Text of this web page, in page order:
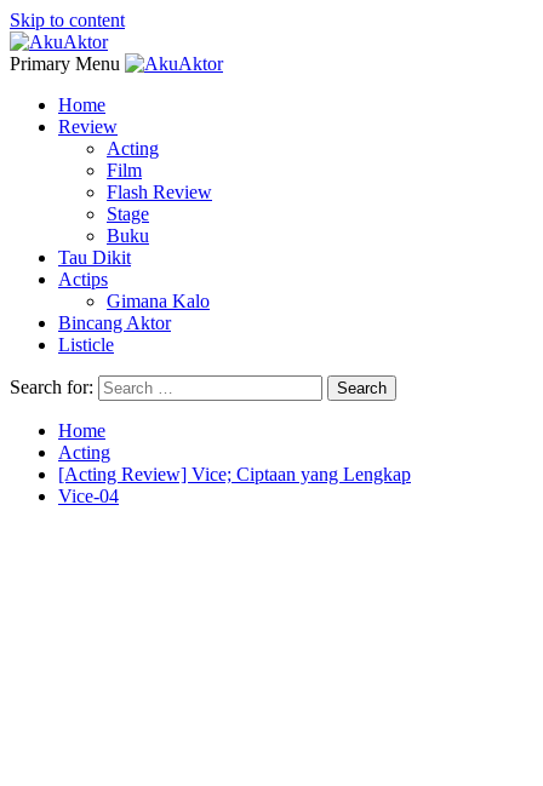
Skip to content
Primary Menu
Home
Review
Acting
Film
Flash Review
Stage
Buku
Tau Dikit
Actips
Gimana Kalo
Bincang Aktor
Listicle
Search for:
Home
Acting
[Acting Review] Vice; Ciptaan yang Lengkap
Vice-04